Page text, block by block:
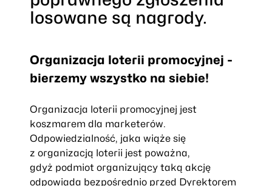
losowane są nagrody.
Organizacja loterii promocyjnej -
bierzemy wszystko na siebie!
Organizacja loterii promocyjnej jest
koszmarem dla marketerów.
Odpowiedzialność, jaka wiąże się
z organizacją loterii jest poważna,
gdyż podmiot organizujący taką akcję
odpowiada bezpośrednio przed Dyrektorem